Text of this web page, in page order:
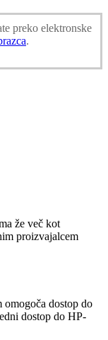
preko elektronske
.
že več kot
proizvajalcem
omogoča dostop do
dostop do HP-